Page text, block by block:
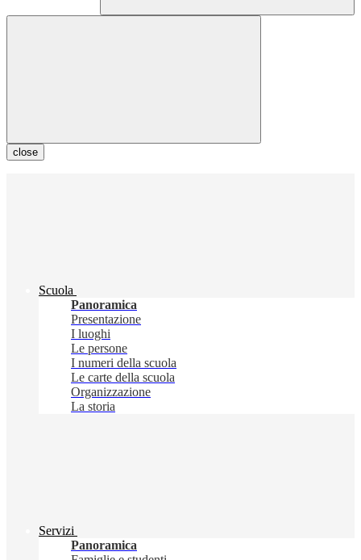
close
Scuola
Panoramica
Presentazione
I luoghi
Le persone
I numeri della scuola
Le carte della scuola
Organizzazione
La storia
Servizi
Panoramica